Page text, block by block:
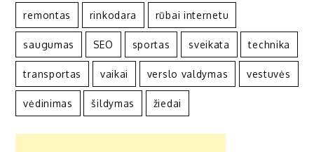
remontas rinkodara rūbai internetu
saugumas SEO sportas sveikata technika
transportas vaikai verslo valdymas vestuvės
vėdinimas šildymas žiedai